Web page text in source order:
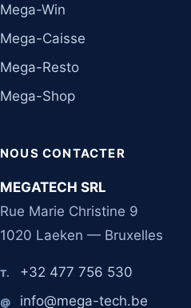
Mega-Win
Mega-Caisse
Mega-Resto
Mega-Shop
NOUS CONTACTER
MEGATECH SRL
Rue Marie Christine 9
1020 Laeken — Bruxelles
T. +32 477 756 530
@ info@mega-tech.be